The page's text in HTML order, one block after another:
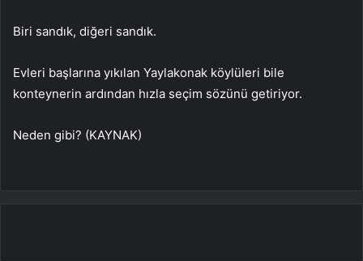
Biri sandık, diğeri sandık.
Evleri başlarına yıkılan Yaylakonak köylüleri bile
konteynerin ardından hızla seçim sözünü getiriyor.
Neden gibi? (KAYNAK)